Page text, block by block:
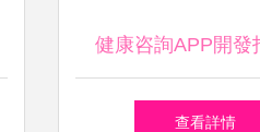
健康咨詢APP開發
遇、功能與未來
查看詳情